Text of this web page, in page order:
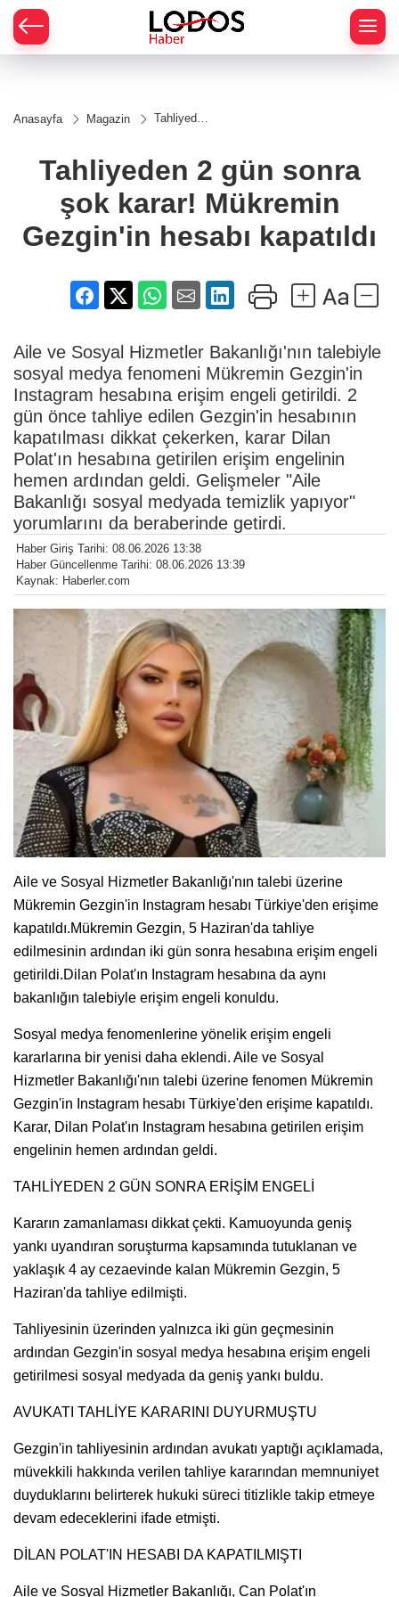
Anasayfa Magazin
Tahliyeden
Mükremin
hesabı
kapatıldı
Tahliyeden 2 gün sonra
şok karar! Mükremin
Gezgin'in hesabı kapatıldı
Aile ve Sosyal Hizmetler Bakanlığı'nın talebiyle
sosyal medya fenomeni Mükremin Gezgin'in
Instagram hesabına erişim engeli getirildi. 2
gün önce tahliye edilen Gezgin'in hesabının
kapatılması dikkat çekerken, karar Dilan
Polat'ın hesabına getirilen erişim engelinin
hemen ardından geldi. Gelişmeler "Aile
Bakanlığı sosyal medyada temizlik yapıyor"
yorumlarını da beraberinde getirdi.
Haber Giriş Tarihi: 08.06.2026 13:38
Haber Güncellenme Tarihi: 08.06.2026 13:39
Kaynak: Haberler.com
Aile ve Sosyal Hizmetler Bakanlığı'nın talebi üzerine
Mükremin Gezgin'in Instagram hesabı Türkiye'den erişime
kapatıldı.Mükremin Gezgin, 5 Haziran'da tahliye
edilmesinin ardından iki gün sonra hesabına erişim engeli
getirildi.Dilan Polat'ın Instagram hesabına da aynı
bakanlığın talebiyle erişim engeli konuldu.
Sosyal medya fenomenlerine yönelik erişim engeli
kararlarına bir yenisi daha eklendi. Aile ve Sosyal
Hizmetler Bakanlığı'nın talebi üzerine fenomen Mükremin
Gezgin'in Instagram hesabı Türkiye'den erişime kapatıldı.
Karar, Dilan Polat'ın Instagram hesabına getirilen erişim
engelinin hemen ardından geldi.
TAHLİYEDEN 2 GÜN SONRA ERİŞİM ENGELİ
Kararın zamanlaması dikkat çekti. Kamuoyunda geniş
yankı uyandıran soruşturma kapsamında tutuklanan ve
yaklaşık 4 ay cezaevinde kalan Mükremin Gezgin, 5
Haziran'da tahliye edilmişti.
Tahliyesinin üzerinden yalnızca iki gün geçmesinin
ardından Gezgin'in sosyal medya hesabına erişim engeli
getirilmesi sosyal medyada da geniş yankı buldu.
AVUKATI TAHLİYE KARARINI DUYURMUŞTU
Gezgin'in tahliyesinin ardından avukatı yaptığı açıklamada,
müvekkili hakkında verilen tahliye kararından memnuniyet
duyduklarını belirterek hukuki süreci titizlikle takip etmeye
devam edeceklerini ifade etmişti.
DİLAN POLAT'IN HESABI DA KAPATILMIŞTI
Aile ve Sosyal Hizmetler Bakanlığı, Can Polat'ın